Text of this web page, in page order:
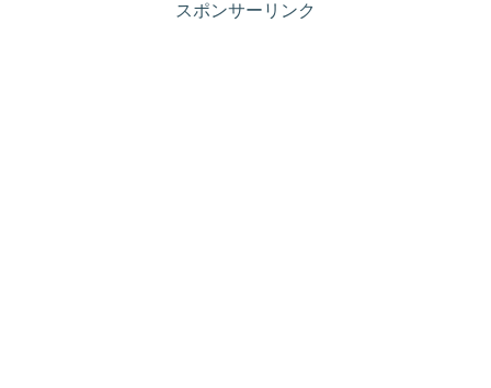
スポンサーリンク